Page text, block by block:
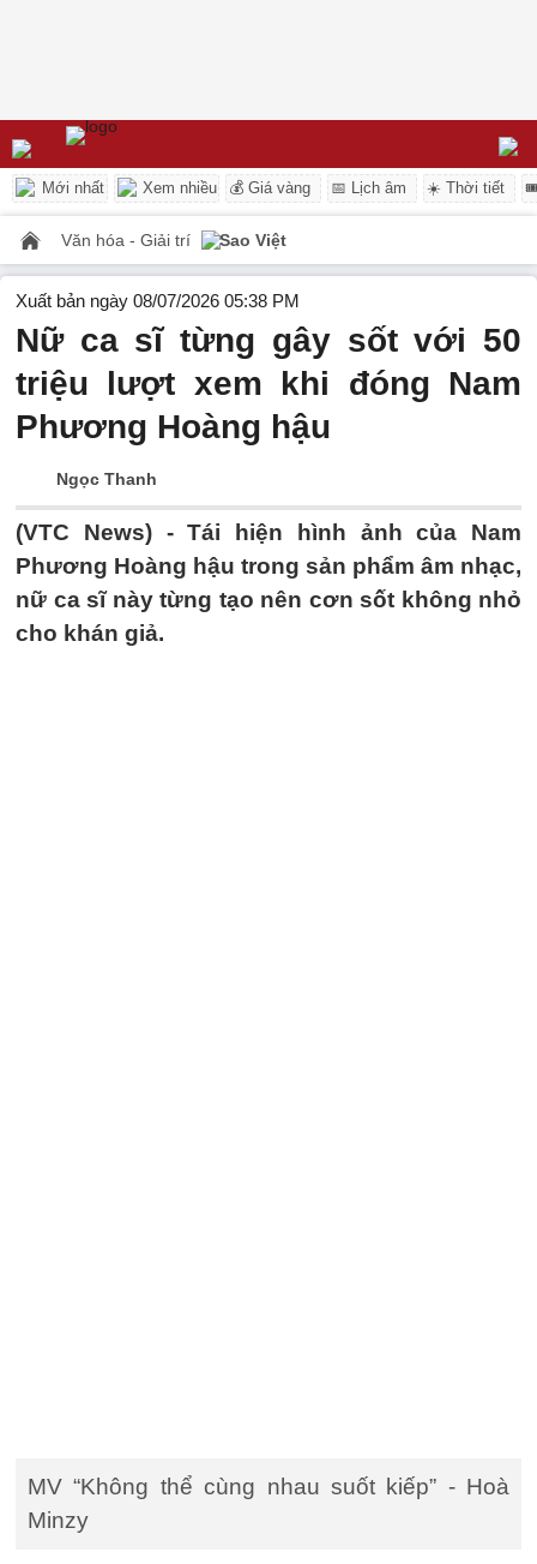
Mới nhất Xem nhiều 💰 Giá vàng 📅 Lịch âm ☀️ Thời tiết
Văn hóa - Giải trí Sao Việt
Xuất bản ngày 08/07/2026 05:38 PM
Nữ ca sĩ từng gây sốt với 50
triệu lượt xem khi đóng Nam
Phương Hoàng hậu
Ngọc Thanh
(VTC News) -Tái hiện hình ảnh của Nam
Phương Hoàng hậu trong sản phẩm âm nhạc,
nữ ca sĩ này từng tạo nên cơn sốt không nhỏ
cho khán giả.
MV “Không thể cùng nhau suốt kiếp” - Hoà
Minzy